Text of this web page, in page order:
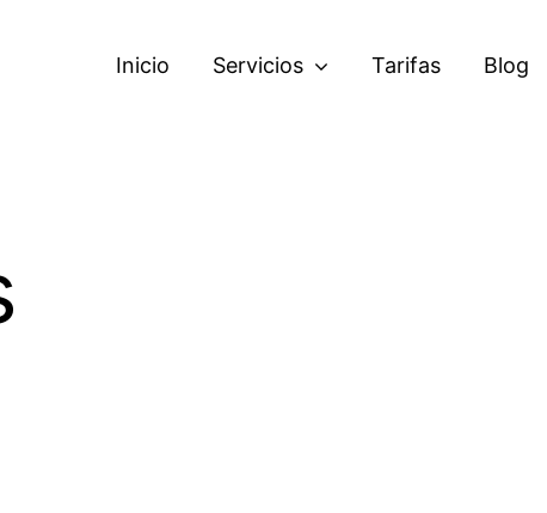
Inicio Servicios Tarifas Blog